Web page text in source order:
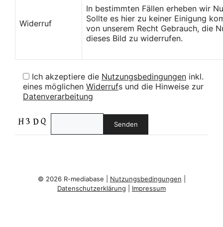
Widerruf
In bestimmten Fällen erheben wir
Sollte es hier zu keiner Einigung
von unserem Recht Gebrauch, die
dieses Bild zu widerrufen.
Ich akzeptiere die Nutzungsbedingungen inkl.
eines möglichen Widerrufs und die Hinweise zur
Datenverarbeitung
© 2026 R-mediabase | Nutzungsbedingungen
Datenschutzerklärung
Impressum